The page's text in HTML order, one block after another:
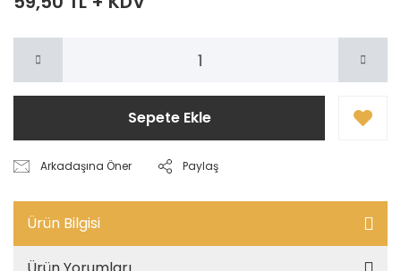
Sepete Ekle
Arkadaşına Öner Paylaş
Ürün Bilgisi